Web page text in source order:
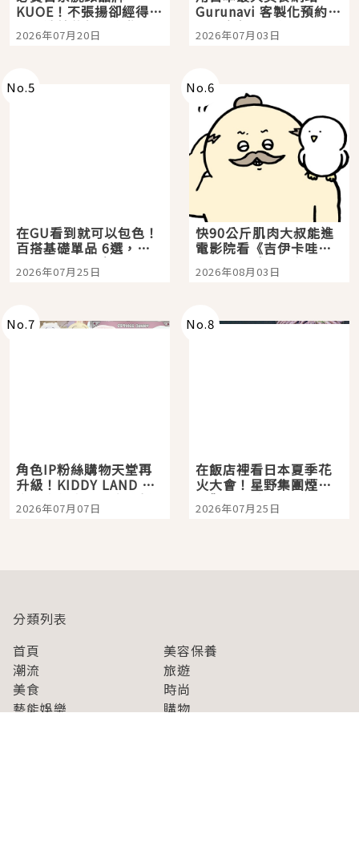
KUOE！不張揚卻經得起
時間洗鍊的經典之作五
選
2026年07月20日
Gurunavi 客製化預約九
大都市餐廳，打造專屬
美食體驗！
2026年07月03日
No.5
在GU看到就可以包色！
百搭基礎單品 6選，閉
眼全收也不心疼
2026年07月25日
No.6
快90公斤肌肉大叔能進
電影院看《吉伊卡哇》
嗎？日本重金屬樂團
「打首」會長與nagano
2026年08月03日
No.7
角色IP粉絲購物天堂再
升級！KIDDY LAND 原
宿店吉伊卡哇迎客，新
開幕 OMOKADO 店3分
2026年07月07日
No.8
在飯店裡看日本夏季花
火大會！星野集團煙火
景觀飯店6選，讓你不用
人擠人悠閒欣賞
2026年07月25日
分類列表
首頁
美容保養
潮流
旅遊
美食
時尚
藝能娛樂
購物